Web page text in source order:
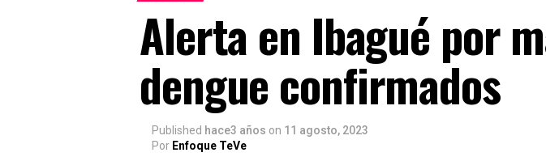
Alerta en Ibagué por
dengue confirmados
Published hace3 años on 11 agosto, 2023
Por Enfoque TeVe